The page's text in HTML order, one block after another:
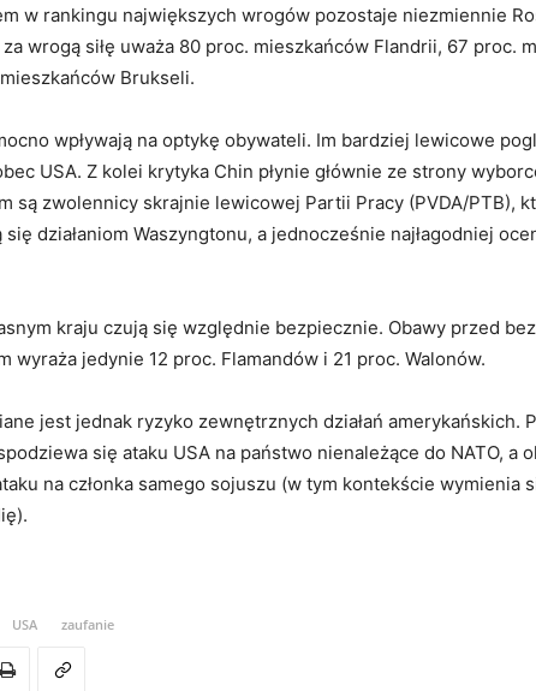
w rankingu największych wrogów pozostaje niezmiennie
wrogą siłę uważa 80 proc. mieszkańców Flandrii, 67 proc.
Brukseli.
wpływają na optykę obywateli. Im bardziej lewicowe
USA. Z kolei krytyka Chin płynie głównie ze strony
są zwolennicy skrajnie lewicowej Partii Pracy (PVDA/PTB),
działaniom Waszyngtonu, a jednocześnie najłagodniej
kraju czują się względnie bezpiecznie. Obawy przed
wyraża jedynie 12 proc. Flamandów i 21 proc. Walonów.
jest jednak ryzyko zewnętrznych działań amerykańskich.
się ataku USA na państwo nienależące do NATO, a
na członka samego sojuszu (w tym kontekście wymienia
USA zaufanie